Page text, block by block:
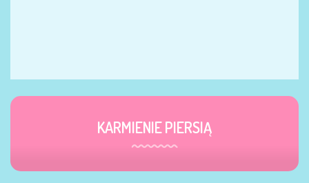
KARMIENIE PIERSIĄ